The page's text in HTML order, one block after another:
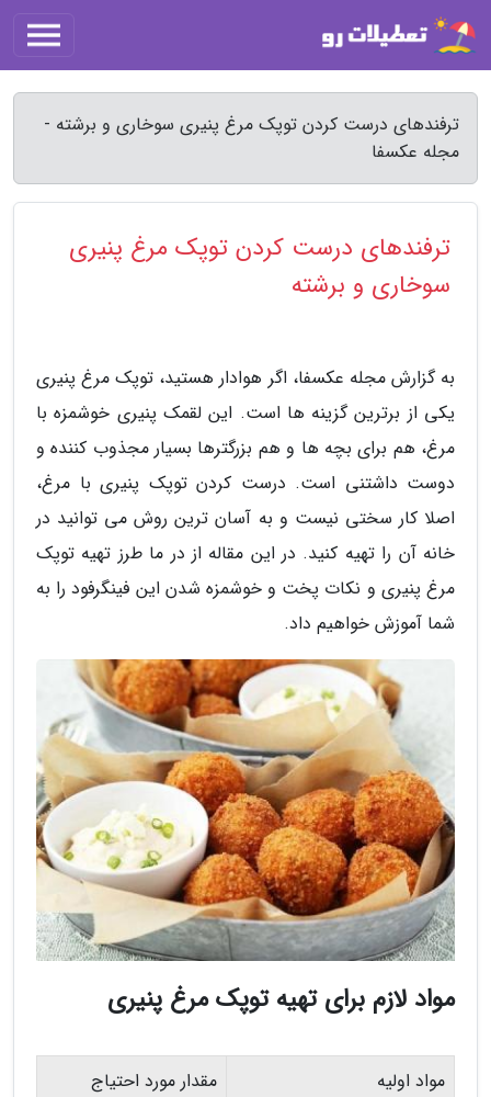
ترفندهای درست کردن توپک مرغ پنیری سوخاری و برشته -
مجله عکسفا
ترفندهای درست کردن توپک مرغ پنیری
سوخاری و برشته
به گزارش مجله عکسفا، اگر هوادار هستید، توپک مرغ پنیری
یکی از برترین گزینه ها است. این لقمک پنیری خوشمزه با
مرغ، هم برای بچه ها و هم بزرگترها بسیار مجذوب کننده و
دوست داشتنی است. درست کردن توپک پنیری با مرغ،
اصلا کار سختی نیست و به آسان ترین روش می توانید در
خانه آن را تهیه کنید. در این مقاله از در ما طرز تهیه توپک
مرغ پنیری و نکات پخت و خوشمزه شدن این فینگرفود را به
شما آموزش خواهیم داد.
مواد لازم برای تهیه توپک مرغ پنیری
مواد اولیه
مقدار مورد احتیاج